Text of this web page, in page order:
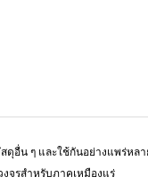
ดุอื่น ๆ และใช้กันอย่างแพร่หลา
จรสำหรับภาคเหมืองแร่